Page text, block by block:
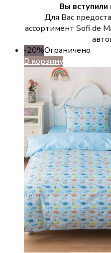
Вы вступили
Для Вас
ассортимент Sofi de
-20%Ограничено
В корзину